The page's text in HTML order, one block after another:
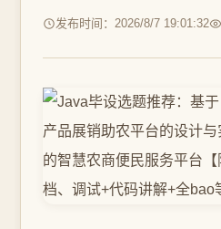
发布时间：2026/8/7 19:01:32